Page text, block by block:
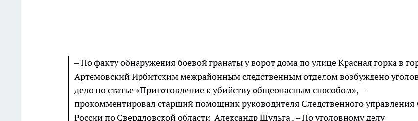
– По факту обнаружения боевой гранаты у ворот дома по улице Красная горка в
Артемовский Ирбитским межрайонным следственным отделом возбуждено
дело по статье «Приготовление к убийству общеопасным способом», –
прокомментировал старший помощник руководителя Следственного управления
России по Свердловской области Александр Шульга . – По уголовному делу